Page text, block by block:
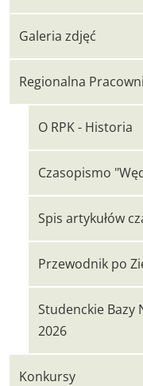
Galeria zdjęć
Regionalna
O RPK - Historia
Czasopismo
Spis artykułów
Przewodnik po
Studenckie Bazy
2026
Konkursy